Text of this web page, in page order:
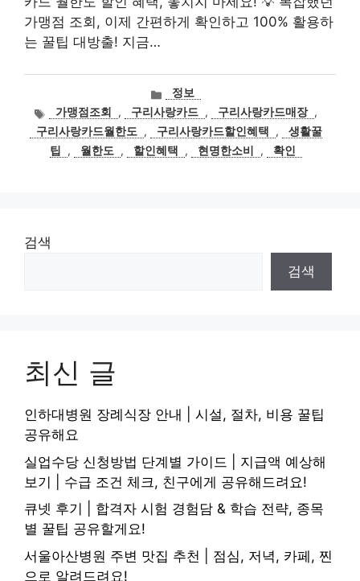
가맹점 조회, 이제 간편하게 확인하고 100% 활용하
는 꿀팁 대방출! 지금…
카
테
고
리
정보
태
그
가맹점조회 , 구리사랑카드 , 구리사랑카드매장 ,
구리사랑카드월한도
, 구리사랑카드할인혜택 ,
생활꿀
팁
, 월한도 , 할인혜택 , 현명한소비 , 확인
검색
검색
최신 글
인하대병원 장례식장 안내 | 시설, 절차, 비용 꿀팁
공유해요
실업수당 신청방법 단계별 가이드 | 지급액 예상해
보기 | 수급 조건 체크, 친구에게 공유해드려요!
큐넷 후기 | 합격자 시험 경험담 & 학습 전략, 종목
별 꿀팁 공유할게요!
서울아산병원 주변 맛집 추천 | 점심, 저녁, 카페, 찐
으로 알려드려요!